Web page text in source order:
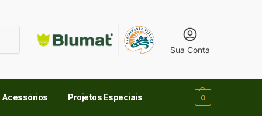
Sua Conta
Acessórios Projetos Especiais 0